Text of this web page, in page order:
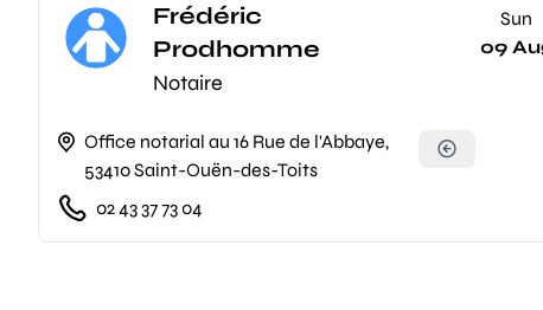
Frédéric
Prodhomme
Notaire
Office notarial au 16 Rue de l'Abbaye,
53410 Saint-Ouën-des-Toits
02 43 37 73 04
Sun
09